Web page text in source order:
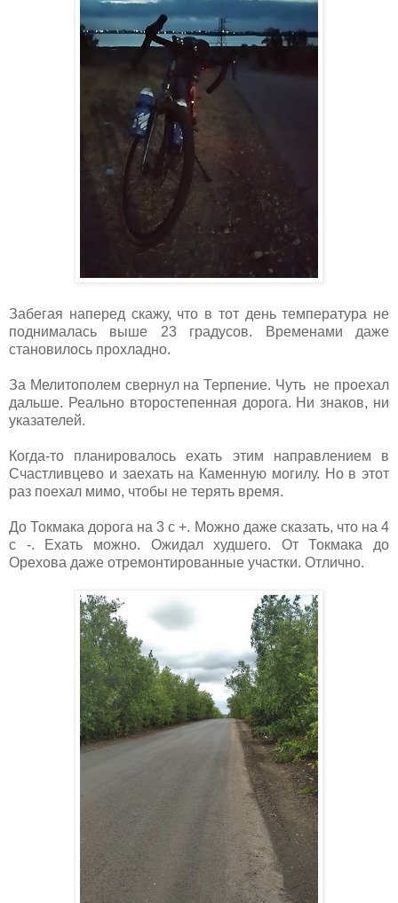
Забегая наперед скажу, что в тот день температура не
поднималась выше 23 градусов. Временами даже
становилось прохладно.
За Мелитополем свернул на Терпение. Чуть не проехал
дальше. Реально второстепенная дорога. Ни знаков, ни
указателей.
Когда-то планировалось ехать этим направлением в
Счастливцево и заехать на Каменную могилу. Но в этот
раз поехал мимо, чтобы не терять время.
До Токмака дорога на 3 с +. Можно даже сказать, что на 4
с -. Ехать можно. Ожидал худшего. От Токмака до
Орехова даже отремонтированные участки. Отлично.